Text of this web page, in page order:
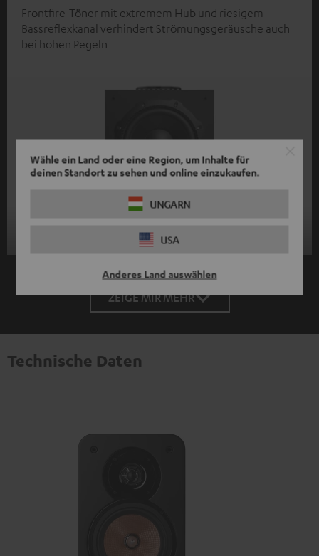
Wähle ein Land oder eine Region, um Inhalte für
deinen Standort zu sehen und online einzukaufen.
UNGARN
USA
Anderes Land auswählen
Frontfire-Töner mit extremem Hub und riesigem
Bassreflexkanal verhindert Strömungsgeräusche auch
bei hohen Pegeln
ZEIGE MIR MEHR
Technische Daten